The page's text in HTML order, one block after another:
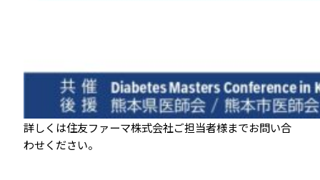
詳しくは住友ファーマ株式会社ご担当者様までお問い合
わせください。